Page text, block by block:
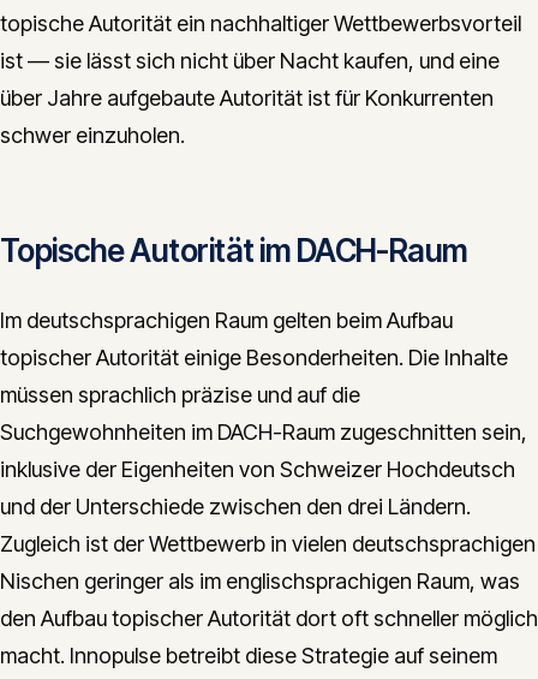
topische Autorität ein nachhaltiger Wettbewerbsvorteil
ist — sie lässt sich nicht über Nacht kaufen, und eine
über Jahre aufgebaute Autorität ist für Konkurrenten
schwer einzuholen.
Topische Autorität im DACH-Raum
Im deutschsprachigen Raum gelten beim Aufbau
topischer Autorität einige Besonderheiten. Die Inhalte
müssen sprachlich präzise und auf die
Suchgewohnheiten im DACH-Raum zugeschnitten sein,
inklusive der Eigenheiten von Schweizer Hochdeutsch
und der Unterschiede zwischen den drei Ländern.
Zugleich ist der Wettbewerb in vielen deutschsprachigen
Nischen geringer als im englischsprachigen Raum, was
den Aufbau topischer Autorität dort oft schneller möglich
macht. Innopulse betreibt diese Strategie auf seinem